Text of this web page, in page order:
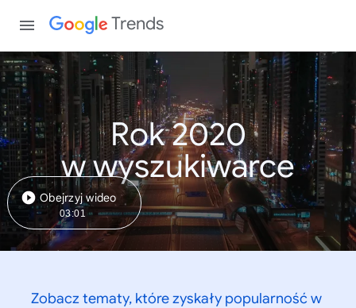
Trends
Rok 2020
w wyszukiwarce
Obejrzyj wideo
03:01
Zobacz tematy, które zyskały popularność w